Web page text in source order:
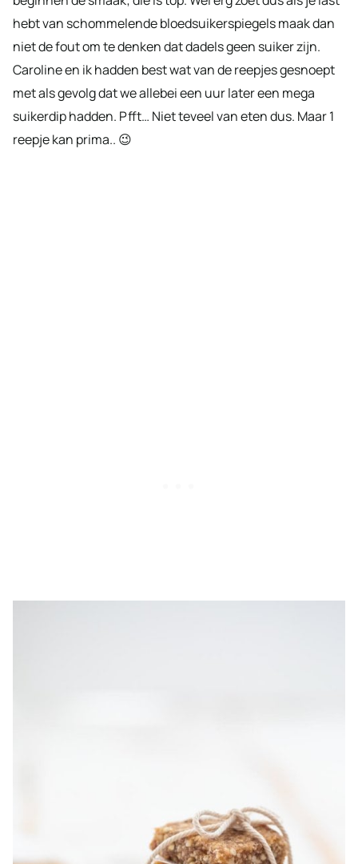
hebt van schommelende bloedsuikerspiegels maak dan
niet de fout om te denken dat dadels geen suiker zijn.
Caroline en ik hadden best wat van de reepjes gesnoept
met als gevolg dat we allebei een uur later een mega
suikerdip hadden. Pfft… Niet teveel van eten dus. Maar 1
reepje kan prima.. 😉